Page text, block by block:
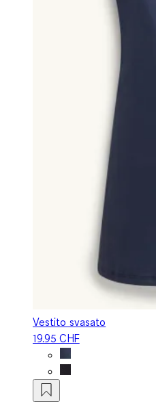
Vestito svasato
19.95 CHF